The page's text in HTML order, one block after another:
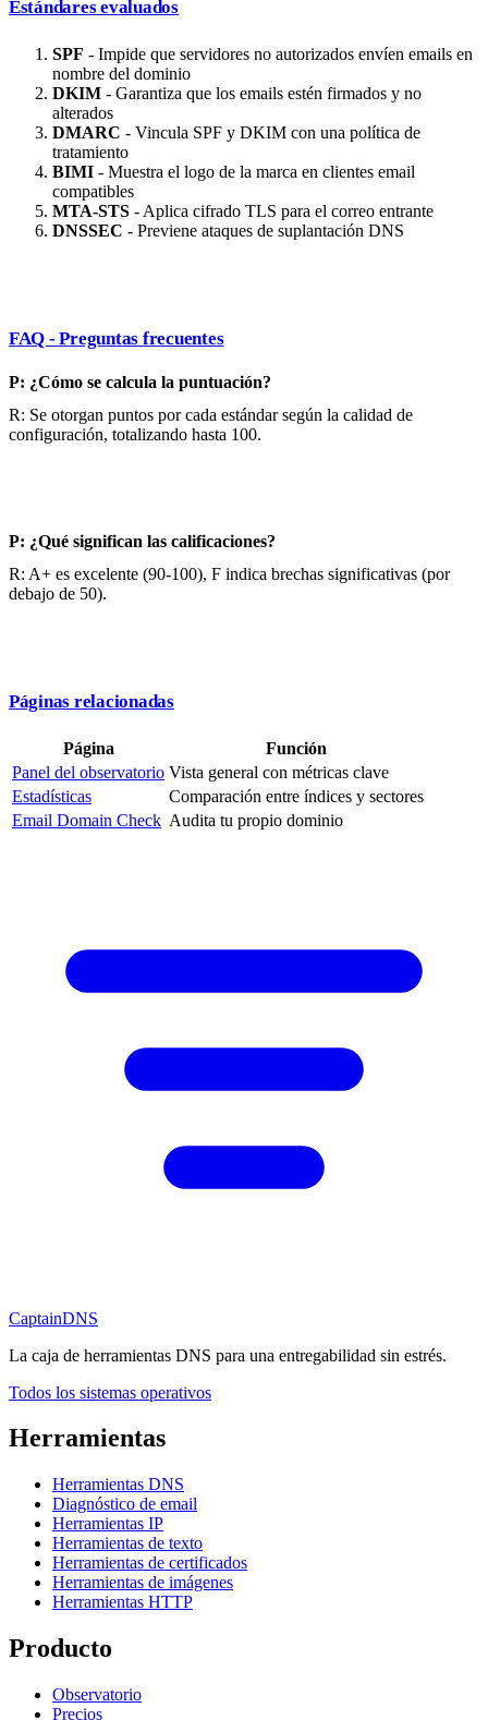
Estándares evaluados
SPF - Impide que servidores no autorizados envíen emails en
nombre del dominio
DKIM - Garantiza que los emails estén firmados y no
alterados
DMARC - Vincula SPF y DKIM con una política de
tratamiento
BIMI - Muestra el logo de la marca en clientes email
compatibles
MTA-STS - Aplica cifrado TLS para el correo entrante
DNSSEC - Previene ataques de suplantación DNS
FAQ - Preguntas frecuentes
P: ¿Cómo se calcula la puntuación?
R: Se otorgan puntos por cada estándar según la calidad de
configuración, totalizando hasta 100.
P: ¿Qué significan las calificaciones?
R: A+ es excelente (90-100), F indica brechas significativas (por
debajo de 50).
Páginas relacionadas
Página
Función
Panel del observatorio Vista general con métricas clave
Estadísticas
Comparación entre índices y sectores
Email Domain Check Audita tu propio dominio
CaptainDNS
La caja de herramientas DNS para una entregabilidad sin estrés.
Todos los sistemas operativos
Herramientas
Herramientas DNS
Diagnóstico de email
Herramientas IP
Herramientas de texto
Herramientas de certificados
Herramientas de imágenes
Herramientas HTTP
Producto
Observatorio
Precios